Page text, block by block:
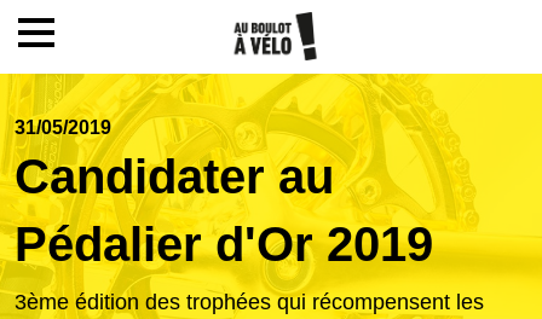
Accueil
Le challenge
31/05/2019
Candidater au
Pédalier d'Or 2019
3ème édition des trophées qui récompensent les